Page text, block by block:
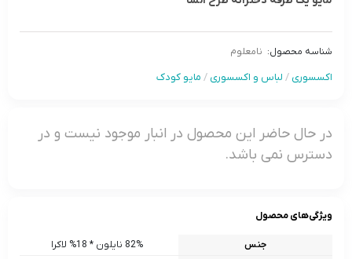
شناسه محصول: نامعلوم
اکسسوری / لباس و اکسسوری / مایو کودک
در حال حاضر این محصول در انبار موجود نیست و در
دسترس نمی باشد.
ویژگی‌های محصول
جنس
82% نایلون * 18% لاکرا